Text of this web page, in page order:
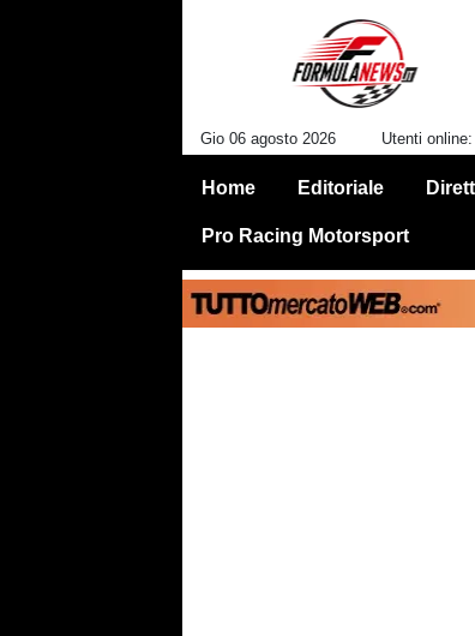
Gio 06 agosto 2026 Utenti
Home Editoriale
Pro Racing Motorsport